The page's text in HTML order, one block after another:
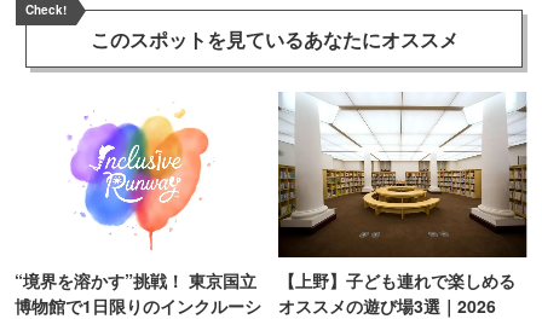
Check!
このスポットを見ているあなたにオススメ
“境界を溶かす”挑戦！ 東京国立
博物館で1日限りのインクルーシ
【上野】子ども連れで楽しめる
オススメの遊び場3選｜2026